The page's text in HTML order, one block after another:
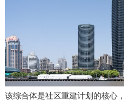
该综合体是社区重建计划的核心